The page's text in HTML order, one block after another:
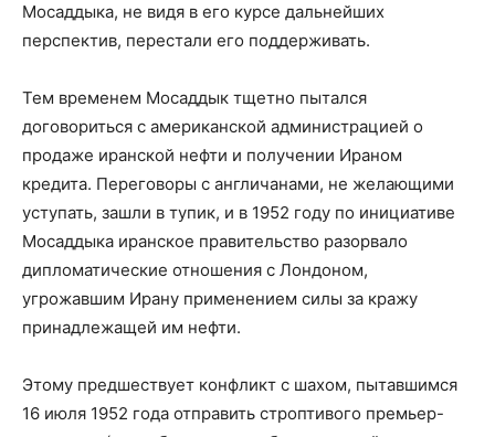
Мосаддыка, не видя в его курсе дальнейших
перспектив, перестали его поддерживать.
Тем временем Мосаддык тщетно пытался
договориться с американской администрацией о
продаже иранской нефти и получении Ираном
кредита. Переговоры с англичанами, не желающими
уступать, зашли в тупик, и в 1952 году по инициативе
Мосаддыка иранское правительство разорвало
дипломатические отношения с Лондоном,
угрожавшим Ирану применением силы за кражу
принадлежащей им нефти.
Этому предшествует конфликт с шахом, пытавшимся
16 июля 1952 года отправить строптивого премьер-